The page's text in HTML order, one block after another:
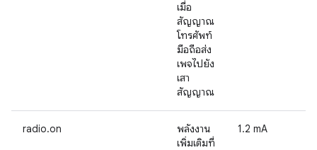
เมื่อ
สัญญาณ
โทรศัพท์
มือถือส่ง
เพจไปยัง
เสา
สัญญาณ
radio.on
พลังงาน
เพิ่มเติมที่
1.2 mA